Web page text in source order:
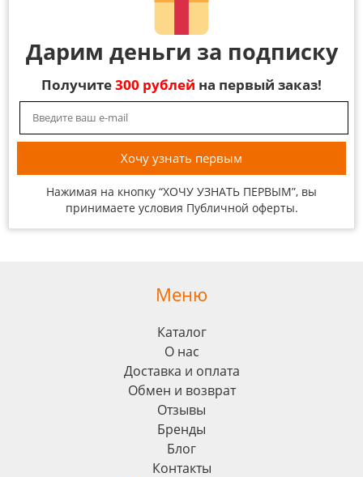
Дарим деньги за подписку
Получите300 рублей на первый заказ!
Нажимая на кнопку “ХОЧУ УЗНАТЬ ПЕРВЫМ”, вы
принимаете условия Публичной оферты.
Меню
Каталог
О нас
Доставка и оплата
Обмен и возврат
Отзывы
Бренды
Блог
Контакты